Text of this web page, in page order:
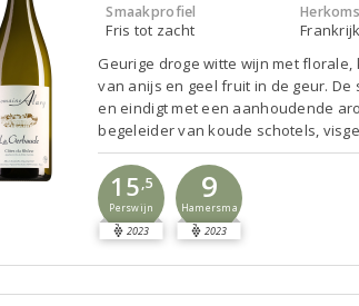
Smaakprofiel
Fris tot zacht
Geurige droge witte wijn met
van anijs en geel fruit in de geur. De
en eindigt met een aanhoudende
begeleider van koude schotels,
15,5
Perswijn
2023
9
Hamersma
2023